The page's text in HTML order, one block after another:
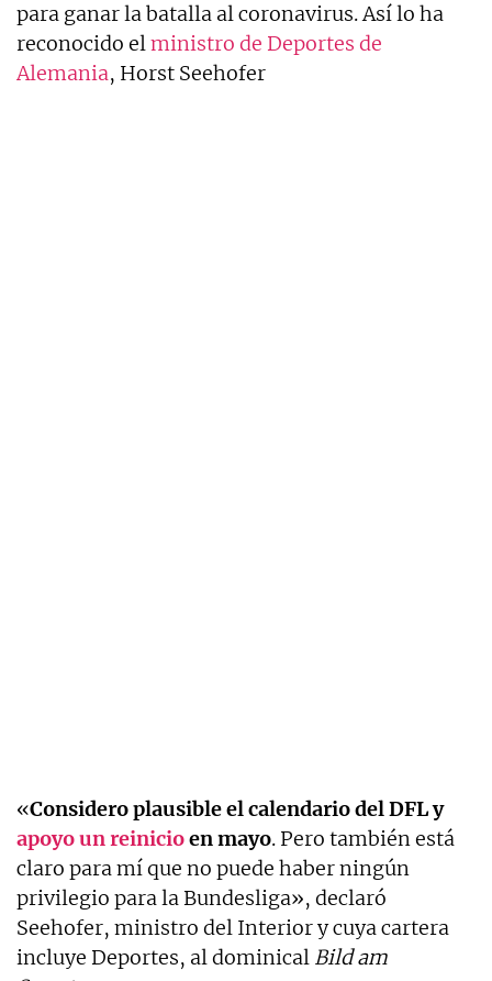
para ganar la batalla al coronavirus. Así lo ha
reconocido elministro de Deportes de
Alemania, Horst Seehofer
«Considero plausible el calendario del DFL y
apoyo un reinicioen mayo. Pero también está
claro para mí que no puede haber ningún
privilegio para la Bundesliga», declaró
Seehofer, ministro del Interior y cuya cartera
incluye Deportes, al dominical Bild am